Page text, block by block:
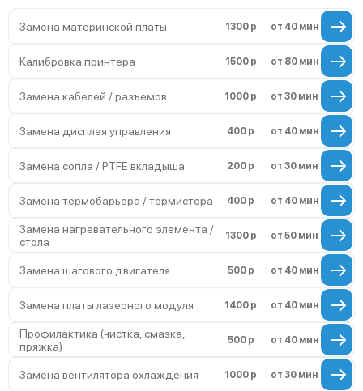
Замена материнской платы 1300 р от 40 мин
Калибровка принтера 1500 р от 80 мин
Замена кабелей / разъемов 1000 р от 30 мин
Замена дисплея управления 400 р от 40 мин
Замена сопла / PTFE вкладыша 200 р от 30 мин
Замена термобарьера / термистора 400 р от 40 мин
Замена нагревательного элемента /
стола
1300 р от 50 мин
Замена шагового двигателя 500 р от 40 мин
Замена платы лазерного модуля 1400 р от 40 мин
Профилактика (чистка, смазка,
пряжка)
500 р от 40 мин
Замена вентилятора охлаждения 1000 р от 30 мин